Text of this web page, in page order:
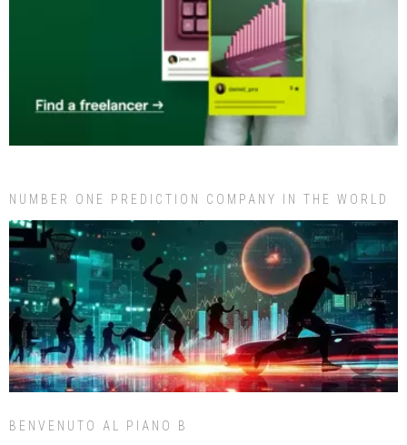
NUMBER ONE PREDICTION COMPANY IN THE WORLD
BENVENUTO AL PIANO B